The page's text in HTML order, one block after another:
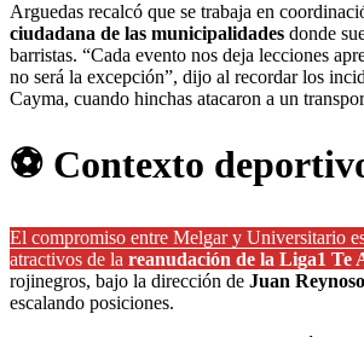
Arguedas recalcó que se trabaja en
ciudadana de las municipalidades donde
barristas. “Cada evento nos deja lecciones
no será la excepción”, dijo al recordar los
Cayma, cuando hinchas atacaron a un
⚽ Contexto
El compromiso entre Melgar y Universitario
atractivos de la reanudación de la Liga1 Te
rojinegros, bajo la dirección de Juan Reynoso
escalando posiciones.